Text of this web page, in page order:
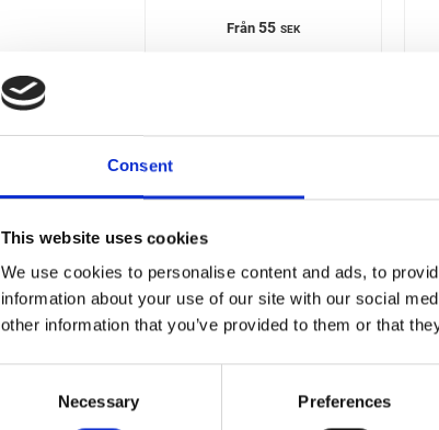
Consent
This website uses cookies
We use cookies to personalise content and ads, to
information about your use of our site with our social
other information that you’ve provided to them or that
Necessary Preferences
Från 55 SEK
ESSVE
UN-T För Karmskruv